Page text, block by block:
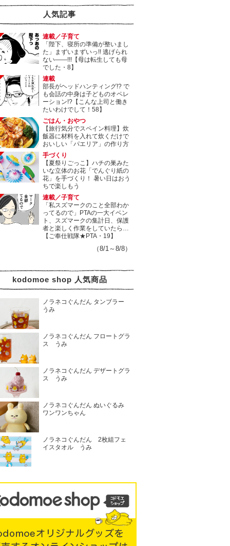
人気記事
連載／子育て
「陛下、寝所の準備が整いまし
た」まずいまずいっ!! 逃げられ
ない――!!!【母は転生しても母
でした・8】
連載
部長がヘッドハンティング!? で
も会話の中身は子どものオペレ
ーション!?【こんな上司と働き
たいわけでして！58】
ごはん・おやつ
【旅行気分でスペイン料理】炊
飯器に材料を入れて炊くだけで
おいしい「パエリア」の作り方
手づくり
【夏祭りごっこ】ハチの巣みた
いな立体のお花「でんぐり紙の
花」を手づくり！ 暑い日はおう
ちで楽しもう
連載／子育て
「私スズマークのこと全部わか
ってるので」PTAの一大イベン
ト、スズマークの集計日、保護
者と楽しく作業をしていたら…
【ご奉仕戦隊★PTA・19】
（8/1～8/8）
kodomoe shop 人気商品
ノラネコぐんだん タンブラー
うみ
ノラネコぐんだん フロートグラ
ス うみ
ノラネコぐんだん デザートグラ
ス うみ
ノラネコぐんだん ぬいぐるみ
ワンワンちゃん
ノラネコぐんだん 2枚組フェ
イスタオル うみ